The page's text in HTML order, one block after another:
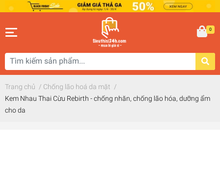
0
Trang chủ / Chống lão hoá da mặt /
Kem Nhau Thai Cừu Rebirth - chống nhăn, chống lão hóa, dưỡng ẩm
cho da